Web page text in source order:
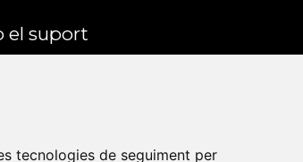
tecnologies de seguiment per
el suport